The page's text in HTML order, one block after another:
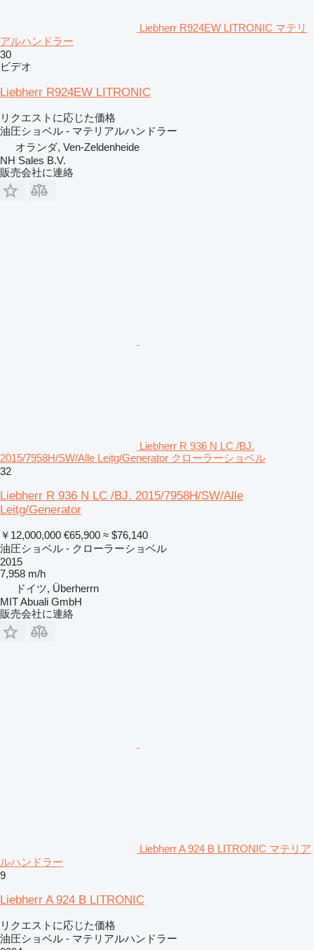
Liebherr R924EW LITRONIC マテリ
アルハンドラー
30
ビデオ
Liebherr R924EW LITRONIC
リクエストに応じた価格
油圧ショベル - マテリアルハンドラー
オランダ, Ven-Zeldenheide
NH Sales B.V.
販売会社に連絡
Liebherr R 936 N LC /BJ.
2015/7958H/SW/Alle Leitg/Generator クローラーショベル
32
Liebherr R 936 N LC /BJ. 2015/7958H/SW/Alle
Leitg/Generator
￥12,000,000 €65,900 ≈ $76,140
油圧ショベル - クローラーショベル
2015
7,958 m/h
ドイツ, Überherrn
MIT Abuali GmbH
販売会社に連絡
Liebherr A 924 B LITRONIC マテリア
ルハンドラー
9
Liebherr A 924 B LITRONIC
リクエストに応じた価格
油圧ショベル - マテリアルハンドラー